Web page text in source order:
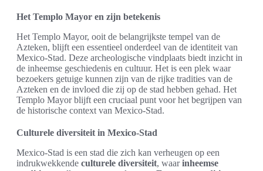
Het Templo Mayor en zijn betekenis
Het Templo Mayor, ooit de belangrijkste tempel van de
Azteken, blijft een essentieel onderdeel van de identiteit van
Mexico-Stad. Deze archeologische vindplaats biedt inzicht in
de inheemse geschiedenis en cultuur. Het is een plek waar
bezoekers getuige kunnen zijn van de rijke tradities van de
Azteken en de invloed die zij op de stad hebben gehad. Het
Templo Mayor blijft een cruciaal punt voor het begrijpen van
de historische context van Mexico-Stad.
Culturele diversiteit in Mexico-Stad
Mexico-Stad is een stad die zich kan verheugen op een
indrukwekkende culturele diversiteit, waarinheemse